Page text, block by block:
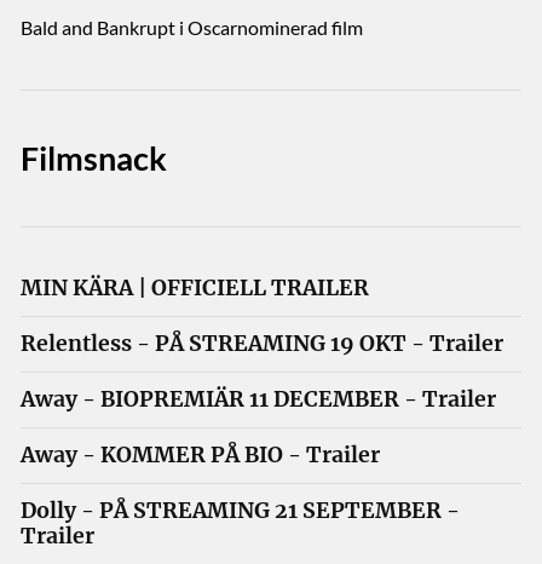
Bald and Bankrupt i Oscarnominerad film
Filmsnack
MIN KÄRA | OFFICIELL TRAILER
Relentless - PÅ STREAMING 19 OKT - Trailer
Away - BIOPREMIÄR 11 DECEMBER - Trailer
Away - KOMMER PÅ BIO - Trailer
Dolly - PÅ STREAMING 21 SEPTEMBER -
Trailer